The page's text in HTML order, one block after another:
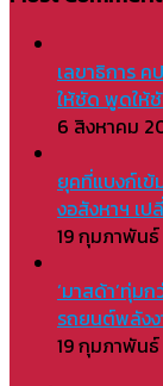
เลขาธิการ
ให้ชัด พูดให้ชั
6 สิงหาคม
ยุคที่แบงก์เข้
งอสังหาฯ เป
19 กุมภาพัน
‘มาสด้า’ทุ่ม
รถยนต์พลัง
19 กุมภาพัน